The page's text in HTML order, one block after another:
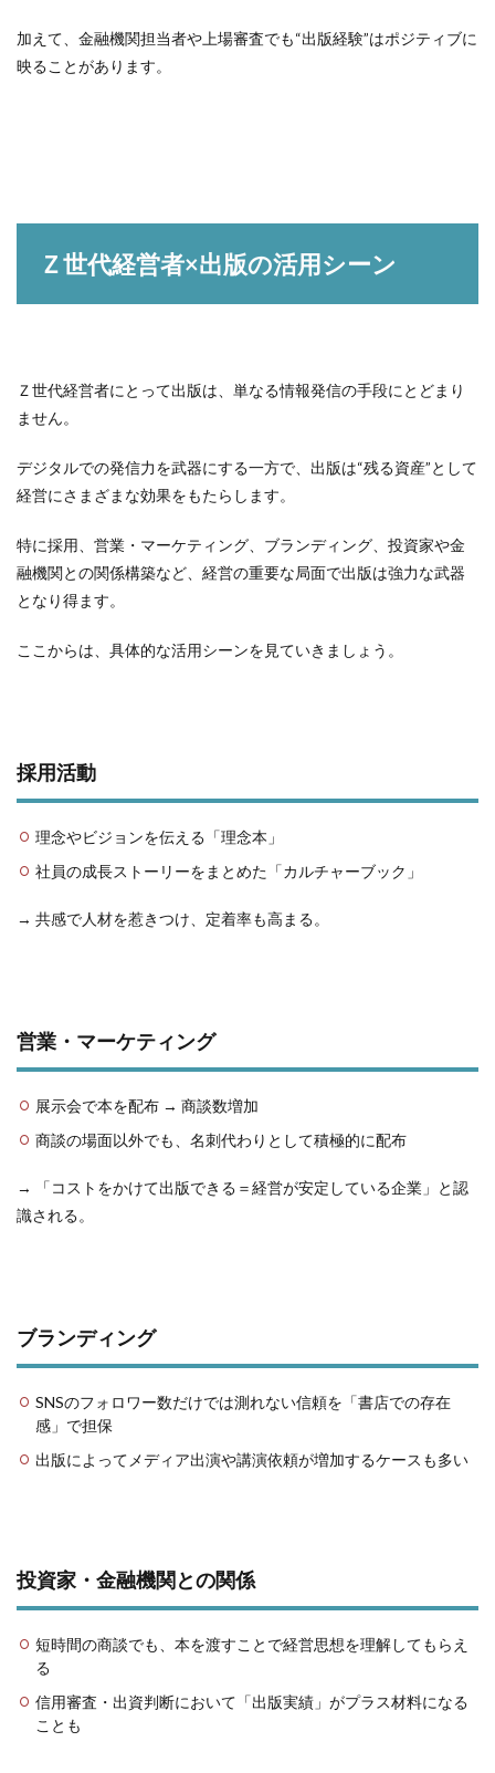
加えて、金融機関担当者や上場審査でも“出版経験”はポジティブに
映ることがあります。
Ｚ世代経営者×出版の活用シーン
Ｚ世代経営者にとって出版は、単なる情報発信の手段にとどまり
ません。
デジタルでの発信力を武器にする一方で、出版は“残る資産”として
経営にさまざまな効果をもたらします。
特に採用、営業・マーケティング、ブランディング、投資家や金
融機関との関係構築など、経営の重要な局面で出版は強力な武器
となり得ます。
ここからは、具体的な活用シーンを見ていきましょう。
採用活動
理念やビジョンを伝える「理念本」
社員の成長ストーリーをまとめた「カルチャーブック」
→ 共感で人材を惹きつけ、定着率も高まる。
営業・マーケティング
展示会で本を配布 → 商談数増加
商談の場面以外でも、名刺代わりとして積極的に配布
→ 「コストをかけて出版できる＝経営が安定している企業」と認
識される。
ブランディング
SNSのフォロワー数だけでは測れない信頼を「書店での存在
感」で担保
出版によってメディア出演や講演依頼が増加するケースも多い
投資家・金融機関との関係
短時間の商談でも、本を渡すことで経営思想を理解してもらえ
る
信用審査・出資判断において「出版実績」がプラス材料になる
ことも